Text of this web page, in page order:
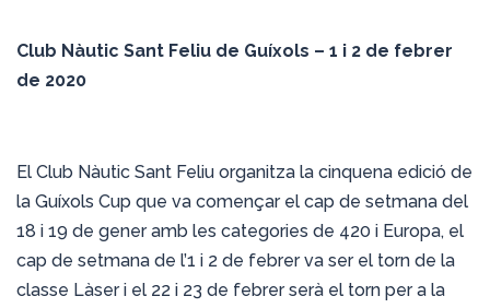
Club Nàutic Sant Feliu de Guíxols – 1 i 2 de febrer
de 2020
El Club Nàutic Sant Feliu organitza la cinquena edició de
la Guíxols Cup que va començar el cap de setmana del
18 i 19 de gener amb les categories de 420 i Europa, el
cap de setmana de l’1 i 2 de febrer va ser el torn de la
classe Làser i el 22 i 23 de febrer serà el torn per a la